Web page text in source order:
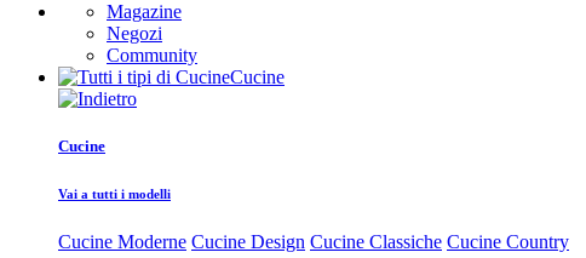
Magazine
Negozi
Community
Cucine
Cucine
Vai a tutti i modelli
Cucine Moderne Cucine Design Cucine Classiche Cucine Country